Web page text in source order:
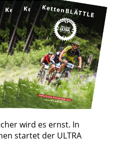
wird es ernst. In
startet der ULTRA